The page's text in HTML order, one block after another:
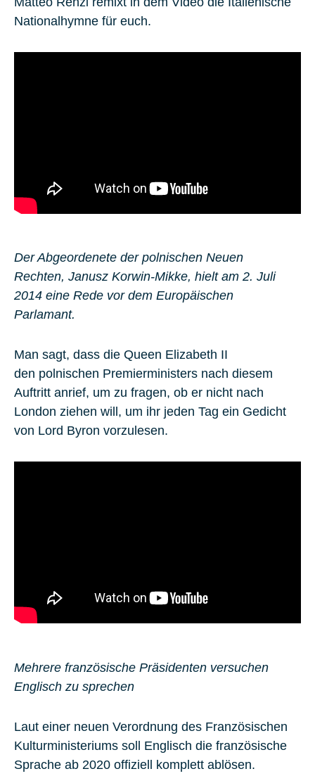
Nationalhymne für euch.
Der Abgeordenete der polnischen Neuen
Rechten, Janusz Korwin-Mikke, hielt am 2. Juli
2014 eine Rede vor dem Europäischen
Parlamant.
Man sagt, dass die Queen Elizabeth II
den polnischen Premierministers nach diesem
Auftritt anrief, um zu fragen, ob er nicht nach
London ziehen will, um ihr jeden Tag ein Gedicht
von Lord Byron vorzulesen.
Mehrere französische Präsidenten versuchen
Englisch zu sprechen
Laut einer neuen Verordnung des Französischen
Kulturministeriums soll Englisch die französische
Sprache ab 2020 offiziell komplett ablösen.